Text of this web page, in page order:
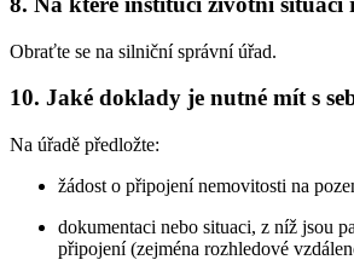
Obraťte se na silniční správní úřad.
10. Jaké doklady je nutné mít s
Na úřadě předložte:
žádost o připojení nemovitosti na
dokumentaci nebo situaci, z níž jsou
připojení (zejména rozhledové